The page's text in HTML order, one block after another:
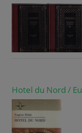
Hotel du Nord /